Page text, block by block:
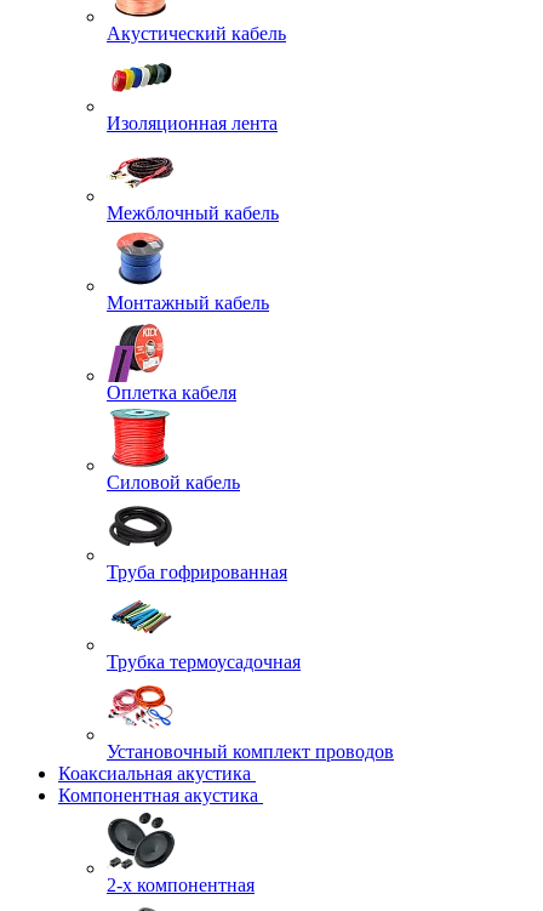
Акустический кабель
Изоляционная лента
Межблочный кабель
Монтажный кабель
Оплетка кабеля
Силовой кабель
Труба гофрированная
Трубка термоусадочная
Установочный комплект проводов
Коаксиальная акустика
Компонентная акустика
2-х компонентная